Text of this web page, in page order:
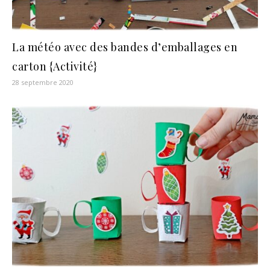
La météo avec des bandes d’emballages en
carton {Activité}
28 septembre 2020